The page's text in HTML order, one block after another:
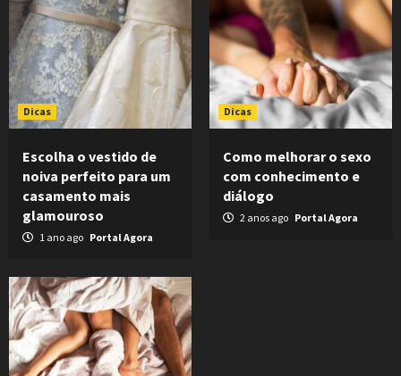
Dicas
Escolha o vestido de
noiva perfeito para um
casamento mais
glamouroso
1 ano ago Portal Agora
Dicas
Como melhorar o sexo
com conhecimento e
diálogo
2 anos ago Portal Agora